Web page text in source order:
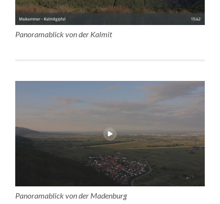
Panoramablick von der Kalmit
Panoramablick von der Madenburg